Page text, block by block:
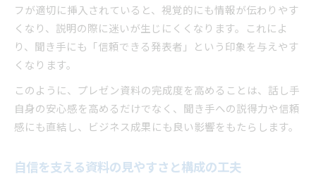
フが適切に挿入されていると、視覚的にも情報が伝わりやす
くなり、説明の際に迷いが生じにくくなります。これによ
り、聞き手にも「信頼できる発表者」という印象を与えやす
くなります。
このように、プレゼン資料の完成度を高めることは、話し手
自身の安心感を高めるだけでなく、聞き手への説得力や信頼
感にも直結し、ビジネス成果にも良い影響をもたらします。
自信を支える資料の見やすさと構成の工夫